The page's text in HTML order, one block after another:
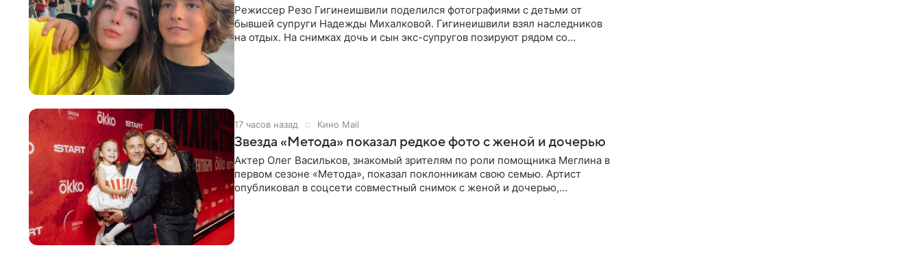
Режиссер Резо Гигинеишвили поделился фотографиями с детьми от
бывшей супруги Надежды Михалковой. Гигинеишвили взял наследников
на отдых. На снимках дочь и сын экс-супругов позируют рядом со
17 часов назад Кино Mail
Звезда «Метода» показал редкое фото с женой и дочерью
Актер Олег Васильков, знакомый зрителям по роли помощника Меглина в
первом сезоне «Метода», показал поклонникам свою семью. Артист
опубликовал в соцсети совместный снимок с женой и дочерью,